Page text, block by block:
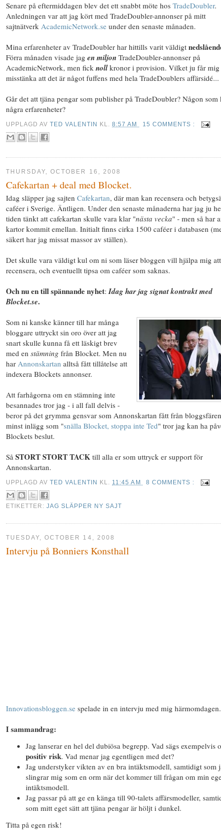
Senare på eftermiddagen blev det ett snabbt möte hos TradeDoubler.
Anledningen var att jag kört med TradeDoubler-annonser på mitt
sajtnätverk AcademicNetwork.se under den senaste månaden.
Mina erfarenheter av TradeDoubler har hittills varit väldigt
Förra månaden visade jag en miljon TradeDoubler-annonser på
AcademicNetwork, men fick nollkronor i provision. Vilket ju får mig
misstänka att det är något fuffens med hela TradeDoublers affärsidé...
Går det att tjäna pengar som publisher på TradeDoubler? Någon som
några erfarenheter?
UPPLAGD AVTED VALENTIN KL.8:57 AM 15 COMMENTS :
THURSDAY, OCTOBER 16, 2008
Cafekartan + deal med Blocket.
Idag släpper jag sajten Cafekartan, där man kan recensera och
caféer i Sverige. Äntligen. Under den senaste månaderna har jag ju
tiden tänkt att cafekartan skulle vara klar "nästa vecka" - men så har
kartor kommit emellan. Initialt finns cirka 1500 caféer i databasen
säkert har jag missat massor av ställen).
Det skulle vara väldigt kul om ni som läser bloggen vill hjälpa mig att
recensera, och eventuellt tipsa om caféer som saknas.
Och nu en till spännande nyhet:Idag har jag signat kontrakt med
Blocket.se.
Som ni kanske känner till har många
bloggare uttryckt sin oro över att jag
snart skulle kunna få ett läskigt brev
med en stämning från Blocket. Men nu
har Annonskartan alltså fått tillåtelse att
indexera Blockets annonser.
Att farhågorna om en stämning inte
besannades tror jag - i all fall delvis -
beror på det grymma gensvar som Annonskartan fått från
minst inlägg som "snälla Blocket, stoppa inte Ted" tror jag kan ha
Blockets beslut.
Så STORT STORT TACK till alla er som uttryck er support för
Annonskartan.
UPPLAGD AVTED VALENTIN KL. 11:45 AM 8 COMMENTS :
ETIKETTER:JAG SLÄPPER NY SAJT
TUESDAY, OCTOBER 14, 2008
Intervju på Bonniers Konsthall
Innovationsbloggen.se spelade in en intervju med mig härmomdagen.
I sammandrag:
Jag lanserar en hel del dubiösa begrepp. Vad sägs exempelvis
positiv risk. Vad menar jag egentligen med det?
Jag understyker vikten av en bra intäktsmodell, samtidigt som
slingrar mig som en orm när det kommer till frågan om min
intäktsmodell.
Jag passar på att ge en känga till 90-talets affärsmodeller,
som mitt eget sätt att tjäna pengar är höljt i dunkel.
Titta på egen risk!